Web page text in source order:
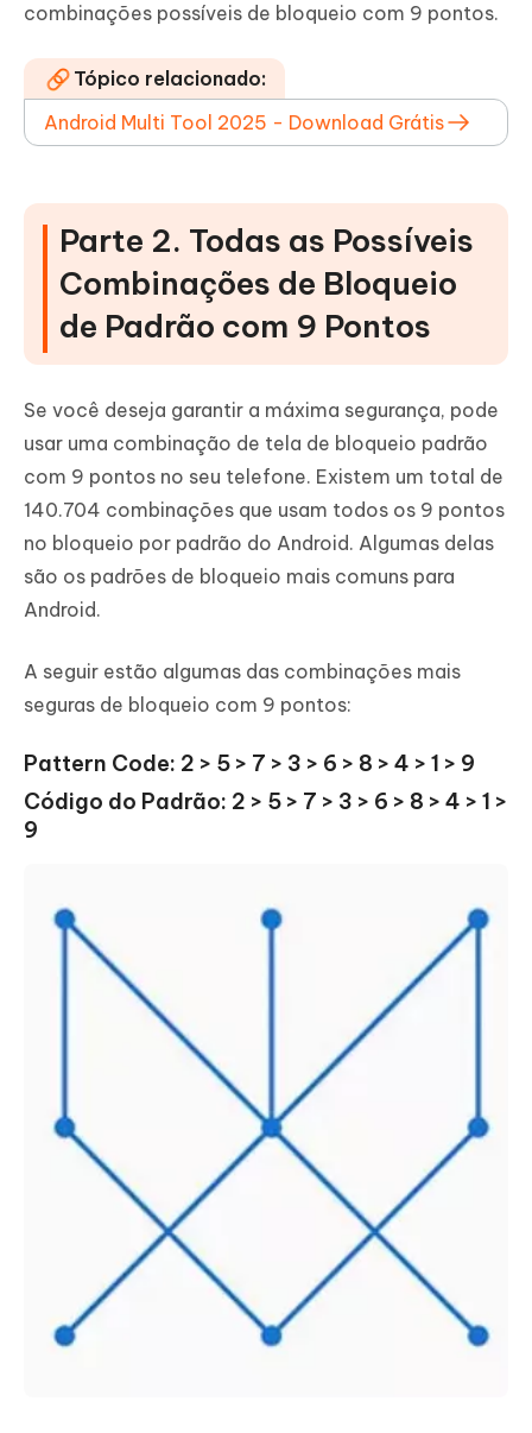
combinações possíveis de bloqueio com 9 pontos.
Tópico relacionado:
Android Multi Tool 2025 - Download Grátis
Parte 2. Todas as Possíveis
Combinações de Bloqueio
de Padrão com 9 Pontos
Se você deseja garantir a máxima segurança, pode
usar uma combinação de tela de bloqueio padrão
com 9 pontos no seu telefone. Existem um total de
140.704 combinações que usam todos os 9 pontos
no bloqueio por padrão do Android. Algumas delas
são os padrões de bloqueio mais comuns para
Android.
A seguir estão algumas das combinações mais
seguras de bloqueio com 9 pontos:
Pattern Code: 2 > 5 > 7 > 3 > 6 > 8 > 4 > 1 > 9
Código do Padrão: 2 > 5 > 7 > 3 > 6 > 8 > 4 > 1 >
9